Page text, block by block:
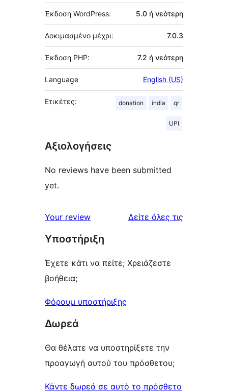
Έκδοση WordPress: 5.0 ή νεότερη
Δοκιμασμένο μέχρι: 7.0.3
Έκδοση PHP: 7.2 ή νεότερη
Language English (US)
Ετικέτες: donation india qr
UPI
Αξιολογήσεις
No reviews have been submitted
yet.
Your review Δείτε όλες τις
Υποστήριξη
Έχετε κάτι να πείτε; Χρειάζεστε
βοήθεια;
Φόρουμ υποστήριξης
Δωρεά
Θα θέλατε να υποστηρίξετε την
προαγωγή αυτού του πρόσθετου;
Κάντε δωρεά σε αυτό το πρόσθετο